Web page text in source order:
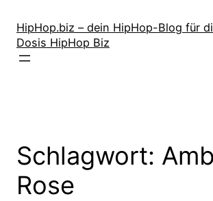
Inhalt
springen
HipHop.biz – dein HipHop-Blog für
Dosis HipHop Biz
Schlagwort:
Rose